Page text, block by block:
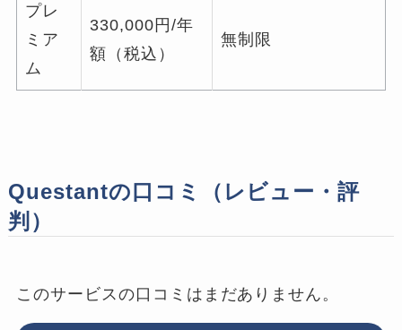
プレ
ミア
ム
330,000円/年
額（税込）
無制限
Questantの口コミ（レビュー・評
判）
このサービスの口コミはまだありません。